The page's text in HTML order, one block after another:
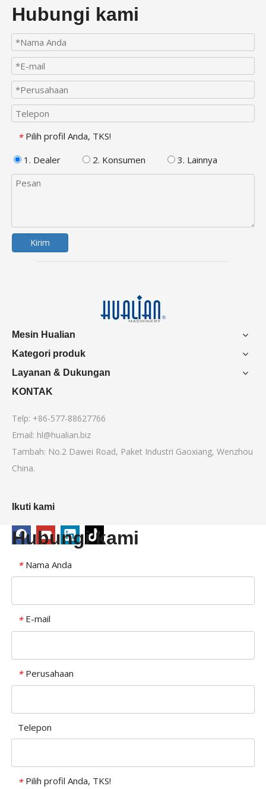
Hubungi kami
* Pilih profil Anda, TKS!
1. Dealer
2. Konsumen 3. Lainnya
Kirim
Mesin Hualian
Kategori produk
Layanan & Dukungan
KONTAK
Telp: +86-577-88627766
Email: hl@hualian.biz
Tambah: No.2 Dawei Road, Paket Industri Gaoxiang, Wenzhou
China.
Ikuti kami
Hubungi kami
* Nama Anda
* E-mail
* Perusahaan
Telepon
* Pilih profil Anda, TKS!